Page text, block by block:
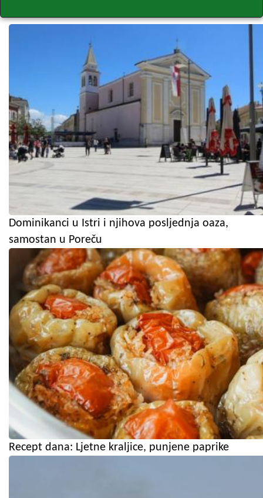
Dominikanci u Istri i njihova posljednja oaza,
samostan u Poreču
Recept dana: Ljetne kraljice, punjene paprike